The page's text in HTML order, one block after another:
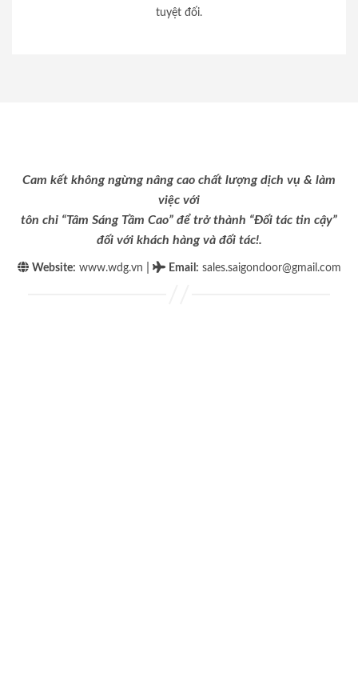
tuyệt đối.
Cam kết không ngừng nâng cao chất lượng dịch vụ & làm
việc với
tôn chỉ “Tâm Sáng Tầm Cao” để trở thành “Đối tác tin cậy”
đối với khách hàng và đối tác!.
Website: www.wdg.vn Email : sales.saigondoor@gmail.com